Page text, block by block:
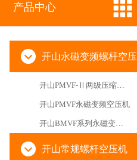
产品中心
开山永磁变频螺杆空压
开山PMVF-Ⅱ两级压缩永磁变频空压机
开山PMVF永磁变频空压机
开山BMVF系列永磁变频空压机
开山常规螺杆空压机